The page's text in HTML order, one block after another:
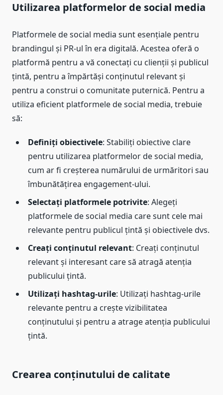
Utilizarea platformelor de social media
Platformele de social media sunt esențiale pentru
brandingul și PR-ul în era digitală. Acestea oferă o
platformă pentru a vă conectați cu clienții și publicul
țintă, pentru a împărtăși conținutul relevant și
pentru a construi o comunitate puternică. Pentru a
utiliza eficient platformele de social media, trebuie
să:
Definiți obiectivele: Stabiliți obiective clare
pentru utilizarea platformelor de social media,
cum ar fi creșterea numărului de urmăritori sau
îmbunătățirea engagement-ului.
Selectați platformele potrivite: Alegeți
platformele de social media care sunt cele mai
relevante pentru publicul țintă și obiectivele dvs.
Creați conținutul relevant: Creați conținutul
relevant și interesant care să atragă atenția
publicului țintă.
Utilizați hashtag-urile: Utilizați hashtag-urile
relevante pentru a crește vizibilitatea
conținutului și pentru a atrage atenția publicului
țintă.
Crearea conținutului de calitate